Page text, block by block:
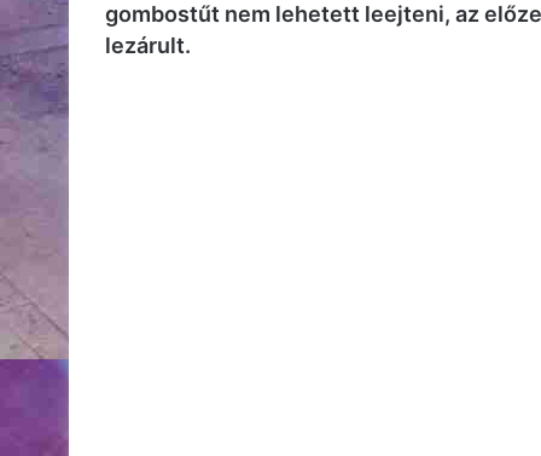
gombostűt nem lehetett leejteni, az
lezárult.